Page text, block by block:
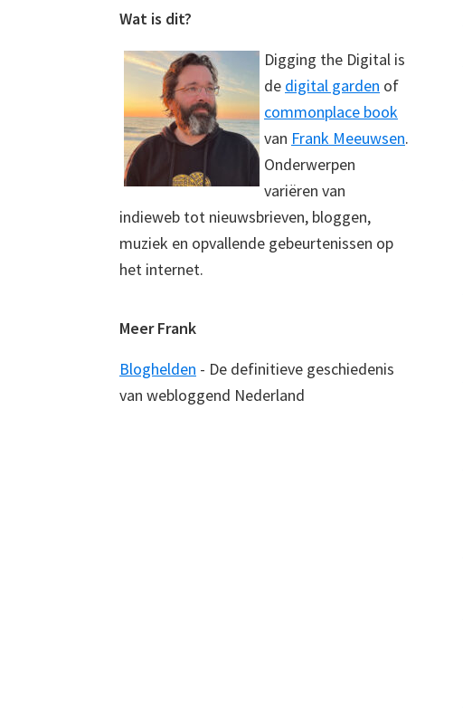
Wat is dit?
Digging the Digital is
de digital garden of
commonplace book
van Frank Meeuwsen.
Onderwerpen
variëren van
indieweb tot nieuwsbrieven, bloggen,
muziek en opvallende gebeurtenissen op
het internet.
Meer Frank
Bloghelden - De definitieve geschiedenis
van webloggend Nederland